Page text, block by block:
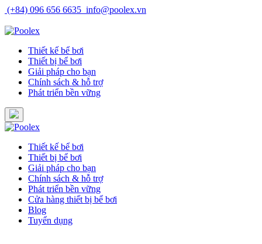
Skip
content
(+84) 096 656 6635 info@poolex.vn
Thiết kế bể bơi
Thiết bị bể bơi
Giải pháp cho bạn
Chính sách & hỗ trợ
Phát triển bền vững
Thiết kế bể bơi
Thiết bị bể bơi
Giải pháp cho bạn
Chính sách & hỗ trợ
Phát triển bền vững
Cửa hàng thiết bị bể bơi
Blog
Tuyển dụng